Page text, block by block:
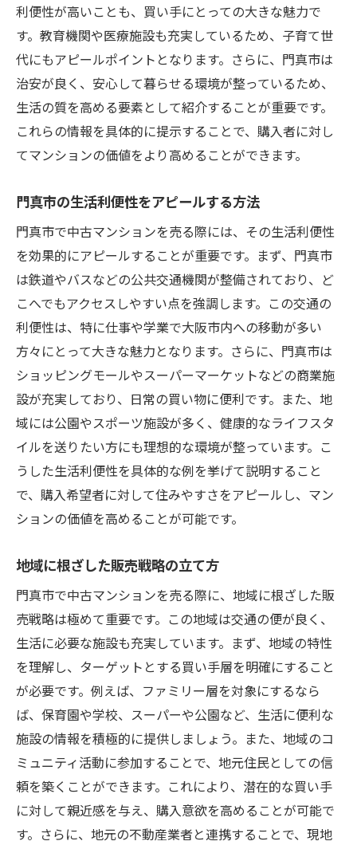
利便性が高いことも、買い手にとっての大きな魅力で
す。教育機関や医療施設も充実しているため、子育て世
代にもアピールポイントとなります。さらに、門真市は
治安が良く、安心して暮らせる環境が整っているため、
生活の質を高める要素として紹介することが重要です。
これらの情報を具体的に提示することで、購入者に対し
てマンションの価値をより高めることができます。
門真市の生活利便性をアピールする方法
門真市で中古マンションを売る際には、その生活利便性
を効果的にアピールすることが重要です。まず、門真市
は鉄道やバスなどの公共交通機関が整備されており、ど
こへでもアクセスしやすい点を強調します。この交通の
利便性は、特に仕事や学業で大阪市内への移動が多い
方々にとって大きな魅力となります。さらに、門真市は
ショッピングモールやスーパーマーケットなどの商業施
設が充実しており、日常の買い物に便利です。また、地
域には公園やスポーツ施設が多く、健康的なライフスタ
イルを送りたい方にも理想的な環境が整っています。こ
うした生活利便性を具体的な例を挙げて説明すること
で、購入希望者に対して住みやすさをアピールし、マン
ションの価値を高めることが可能です。
地域に根ざした販売戦略の立て方
門真市で中古マンションを売る際に、地域に根ざした販
売戦略は極めて重要です。この地域は交通の便が良く、
生活に必要な施設も充実しています。まず、地域の特性
を理解し、ターゲットとする買い手層を明確にすること
が必要です。例えば、ファミリー層を対象にするなら
ば、保育園や学校、スーパーや公園など、生活に便利な
施設の情報を積極的に提供しましょう。また、地域のコ
ミュニティ活動に参加することで、地元住民としての信
頼を築くことができます。これにより、潜在的な買い手
に対して親近感を与え、購入意欲を高めることが可能で
す。さらに、地元の不動産業者と連携することで、現地